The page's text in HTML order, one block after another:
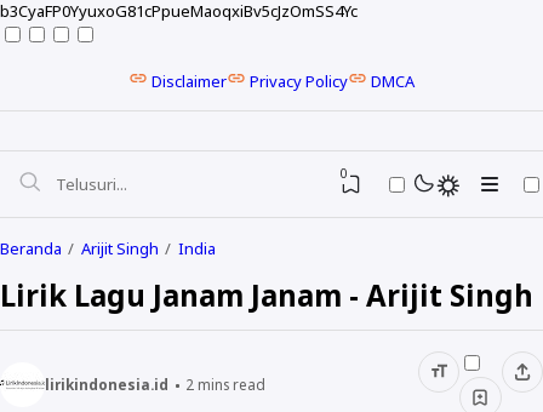
b3CyaFP0YyuxoG81cPpueMaoqxiBv5cJzOmSS4Yc
Disclaimer Privacy Policy DMCA
0
Beranda Arijit Singh India
Lirik Lagu Janam Janam - Arijit Singh
lirikindonesia.id 2 mins read